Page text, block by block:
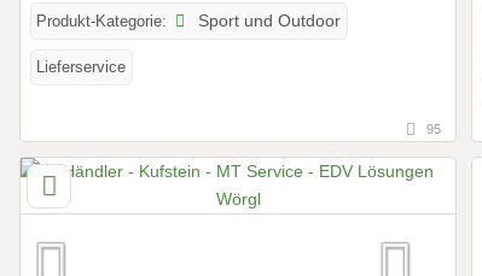
Produkt-Kategorie: Sport und Outdoor
Lieferservice
95